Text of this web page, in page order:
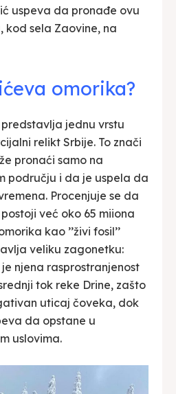
uspeva da pronađe ovu
kod sela Zaovine, na
omorika?
jednu vrstu
relikt Srbije. To znači
pronaći samo na
području i da je uspela da
Procenjuje se da
već oko 65 miiona
kao ’’živi fosil’’
veliku zagonetku:
njena rasprostranjenost
tok reke Drine, zašto
uticaj čoveka, dok
da opstane u
uslovima.